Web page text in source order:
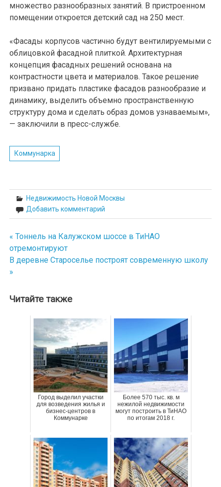
множество разнообразных занятий. В пристроенном
помещении откроется детский сад на 250 мест.
«Фасады корпусов частично будут вентилируемыми с
облицовкой фасадной плиткой. Архитектурная
концепция фасадных решений основана на
контрастности цвета и материалов. Такое решение
призвано придать пластике фасадов разнообразие и
динамику, выделить объемно пространственную
структуру дома и сделать образ домов узнаваемым»,
— заключили в пресс-службе.
Коммунарка
Недвижимость Новой Москвы
Добавить комментарий
Навигация
по
записям
« Тоннель на Калужском шоссе в ТиНАО
отремонтируют
В деревне Староселье построят современную школу
»
Читайте также
Город выделил участки
для возведения жилья и
бизнес-центров в
Коммунарке
Более 570 тыс. кв. м
нежилой недвижимости
могут построить в ТиНАО
по итогам 2018 г.